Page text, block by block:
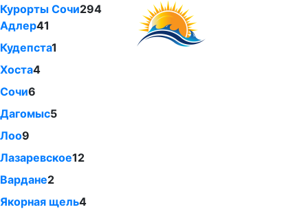
Курорты Сочи294
Адлер41
Кудепста1
Хоста4
Сочи6
Дагомыс5
Лоо9
Лазаревское12
Вардане2
Якорная щель4